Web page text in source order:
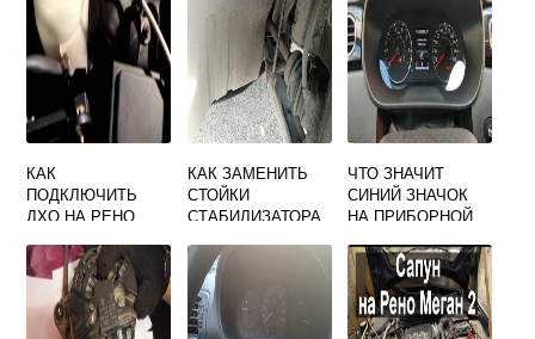
КАК
ПОДКЛЮЧИТЬ
ДХО НА РЕНО
КАК ЗАМЕНИТЬ
СТОЙКИ
СТАБИЛИЗАТОРА
2
ЧТО ЗНАЧИТ
СИНИЙ ЗНАЧОК
НА ПРИБОРНОЙ
АРКАНА